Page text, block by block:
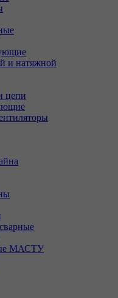
и натяжной
цепи
МАСТУ